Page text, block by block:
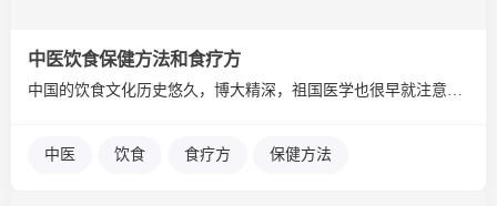
中医饮食保健方法和食疗方
中国的饮食文化历史悠久，博大精深，祖国医学也很早就注意和重视...
中医 饮食 食疗方 保健方法